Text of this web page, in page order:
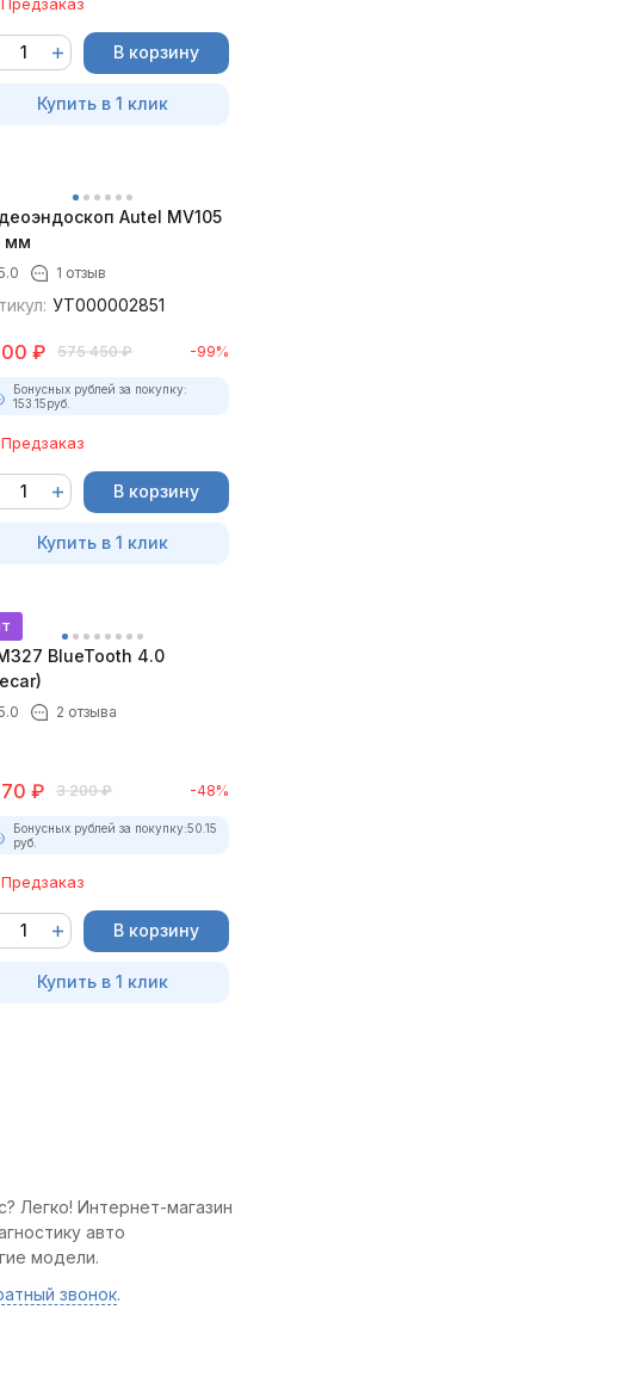
В корзину
Купить в 1 клик
Autel MV105
мм
1 отзыв
УТ000002851
₽ 575 450 ₽ -99%
Бонусных рублей за покупку:
153.15руб.
Предзаказ
В корзину
Купить в 1 клик
BlueTooth 4.0
2 отзыва
₽ 3 200 ₽ -48%
Бонусных рублей за покупку:50.15
руб.
Предзаказ
В корзину
Купить в 1 клик
Легко! Интернет-магазин
авто
модели.
звонок.